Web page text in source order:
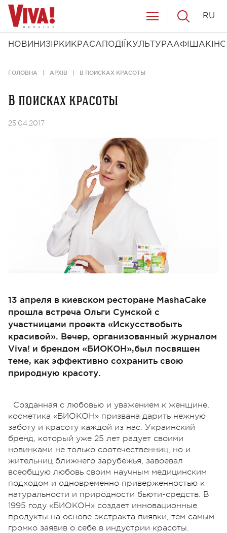
НОВИНИ ЗІРКИ КРАСА ПОДІЇ КУЛЬТУРААФІША КІНО
RU
ГОЛОВНА АРХІВ В ПОИСКАХ КРАСОТЫ
В поисках красоты
25.04.2017
13 апреля в киевском ресторане MashaCake
прошла встреча Ольги Сумской с
участницами проекта «Искусствобыть
красивой». Вечер, организованный журналом
Viva! и брендом «БИОКОН»,был посвящен
теме, как эффективно сохранить свою
природную красоту.
Созданная с любовью и уважением к женщине,
косметика «БИОКОН» призвана дарить нежную
заботу и красоту каждой из нас. Украинский
бренд, который уже 25 лет радует своими
новинками не только соотечественниц, но и
жительниц ближнего зарубежья, завоевал
всеобщую любовь своим научным медицинским
подходом и одновременно приверженностью к
натуральности и природности бьюти-средств. В
1995 году «БИОКОН» создает инновационные
продукты на основе экстракта пиявки, тем самым
громко заявив о себе в индустрии красоты.